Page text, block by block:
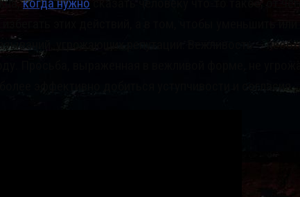
когда нужносказать человеку что-то такое, от
этих действий, а в том, чтобы уменьшить
угрожающих репутации. Вежливость —
Просьба, выраженная в вежливой форме, не
эффективно добиться уступчивости и согласия.